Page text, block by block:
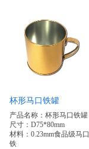
杯形马口铁罐
产品名称：杯形马口铁罐
尺寸：D75*80mm
材料：0.23mm食品级马口
铁